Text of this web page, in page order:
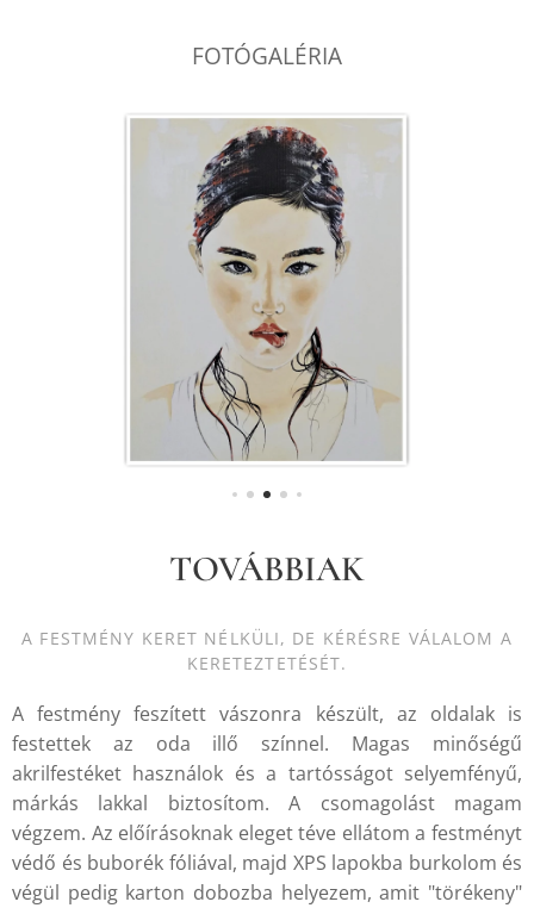
FOTÓGALÉRIA
TOVÁBBIAK
A FESTMÉNY KERET NÉLKÜLI, DE KÉRÉSRE VÁLALOM A
KERETEZTETÉSÉT.
A festmény feszített vászonra készült, az oldalak is
festettek az oda illő színnel. Magas minőségű
akrilfestéket használok és a tartósságot selyemfényű,
márkás lakkal biztosítom. A csomagolást magam
végzem. Az előírásoknak eleget téve ellátom a festményt
védő és buborék fóliával, majd XPS lapokba burkolom és
végül pedig karton dobozba helyezem, amit "törékeny"